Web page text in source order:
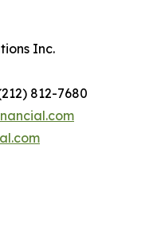
Inc.
812-7680